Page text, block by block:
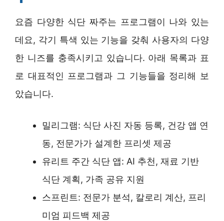
요즘 다양한 식단 짜주는 프로그램이 나와 있는
데요, 각기 특색 있는 기능을 갖춰 사용자의 다양
한 니즈를 충족시키고 있습니다. 아래 목록과 표
로 대표적인 프로그램과 그 기능들을 정리해 보
았습니다.
밀리그램: 식단 사진 자동 등록, 건강 앱 연
동, 전문가가 설계한 프리셋 제공
유리트 주간 식단 앱: AI 추천, 재료 기반
식단 계획, 가족 공유 지원
스프린트: 전문가 분석, 칼로리 계산, 프리
미엄 피드백 제공